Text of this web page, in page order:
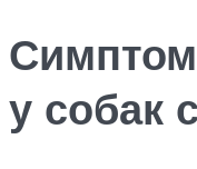
у собак